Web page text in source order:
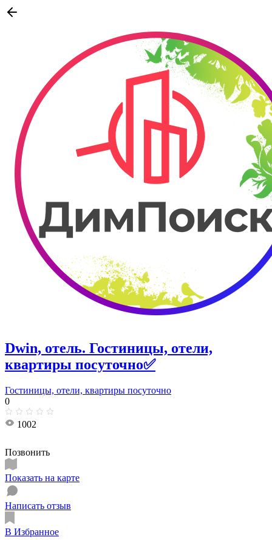
Dwin, отель. Гостиницы, отели,
квартиры посуточно✅
Гостиницы, отели, квартиры посуточно
0
1002
Позвонить
Показать на карте
Написать отзыв
В Избранное